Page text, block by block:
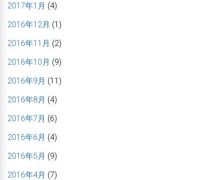
2017年1月 (4)
2016年12月 (1)
2016年11月 (2)
2016年10月 (9)
2016年9月 (11)
2016年8月 (4)
2016年7月 (6)
2016年6月 (4)
2016年5月 (9)
2016年4月 (7)